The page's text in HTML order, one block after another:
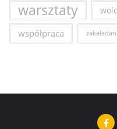
warsztaty
współpraca